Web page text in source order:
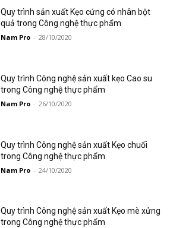
Quy trình sản xuất Kẹo cứng có nhân bột
quả trong Công nghệ thực phẩm
Nam Pro - 28/10/2020
Quy trình Công nghệ sản xuất kẹo Cao su
trong Công nghệ thực phẩm
Nam Pro - 26/10/2020
Quy trình Công nghệ sản xuất Kẹo chuối
trong Công nghệ thực phẩm
Nam Pro - 24/10/2020
Quy trình Công nghệ sản xuất Kẹo mè xửng
trong Công nghệ thực phẩm